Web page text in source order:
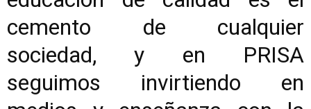
cemento de cualquier
sociedad, y en PRISA
seguimos invirtiendo en